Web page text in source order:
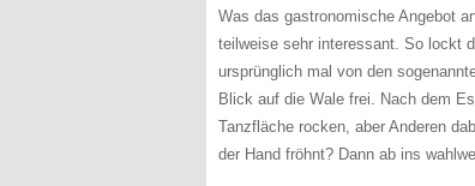
Was das gastronomische Angebot
teilweise sehr interessant. So lockt
ursprünglich mal von den
Blick auf die Wale frei. Nach dem
Tanzfläche rocken, aber Anderen
der Hand fröhnt? Dann ab ins